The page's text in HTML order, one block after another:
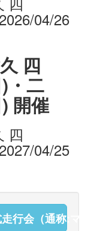
04/26
四
・二
開催
四
04/25
行会（通称:マ